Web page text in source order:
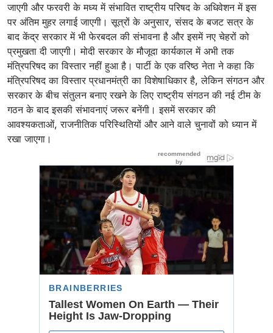
जाएगी और फरवरी के मध्य में संभावित राष्ट्रीय परिषद के अधिवेशन में इस
पर अंतिम मुहर लगाई जाएगी। सूत्रों के अनुसार, संसद के बजट सत्र के
बाद केंद्र सरकार में भी फेरबदल की संभावना है और इसमें नए चेहरों को
प्रमुखता दी जाएगी। मोदी सरकार के मौजूदा कार्यकाल में अभी तक
मंत्रिपरिषद का विस्तार नहीं हुआ है। पार्टी के एक वरिष्ठ नेता ने कहा कि
मंत्रिपरिषद का विस्तार प्रधानमंत्री का विशेषाधिकार है, लेकिन संगठन और
सरकार के बीच संतुलन बनाए रखने के लिए राष्ट्रीय संगठन की नई टीम के
गठन के बाद इसकी संभावनाएं जरूर बनेंगी। इसमें सरकार की
आवश्यकताओं, राजनीतिक परिस्थितियों और आने वाले चुनावों को ध्यान में
रखा जाएगा।